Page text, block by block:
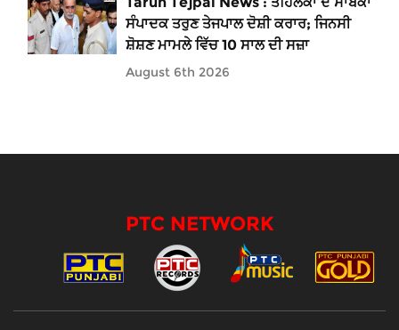
ਸੰਪਾਦਕ ਤਰੁਣ ਤੇਜਪਾਲ ਦੋਸ਼ੀ ਕਰਾਰ; ਜਿਨਸੀ
ਸ਼ੋਸ਼ਣ ਮਾਮਲੇ ਵਿੱਚ 10 ਸਾਲ ਦੀ ਸਜ਼ਾ
August 6th 2026
PTC NETWORK